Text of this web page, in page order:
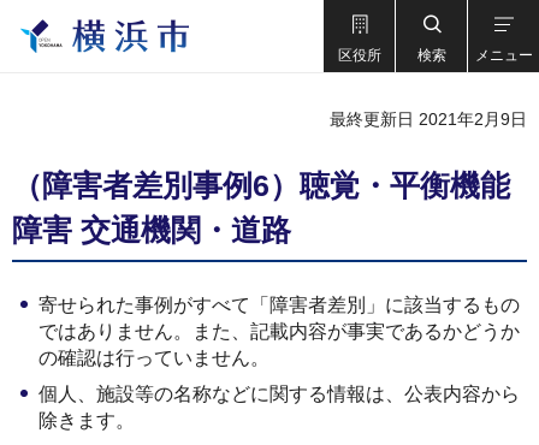
区役所 検索 メニュー
最終更新日 2021年2月9日
（障害者差別事例6）聴覚・平衡機能
障害 交通機関・道路
寄せられた事例がすべて「障害者差別」に該当するもの
ではありません。また、記載内容が事実であるかどうか
の確認は行っていません。
個人、施設等の名称などに関する情報は、公表内容から
除きます。